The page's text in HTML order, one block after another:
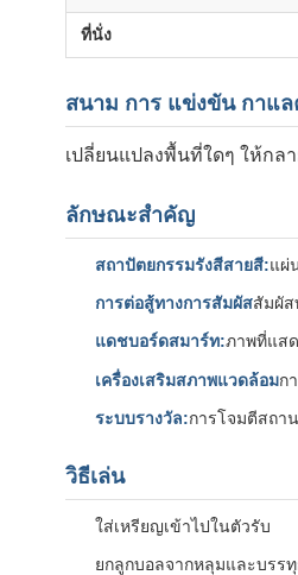
ที่นั่ง
สนาม การ แข่งขัน กาแ
เปลี่ยนแปลงพื้นที่ใดๆ ให้กล
ลักษณะสําคัญ
สถาปัตยกรรมรังสีสายสี:แผ่
การต่อสู้ทางการสัมผัสสัมผัส
แดชบอร์ดสมาร์ท:ภาพที่แส
เครื่องเสริมสภาพแวดล้อมก
ระบบรางวัล:การโจมตีสถา
วิธีเล่น
ใส่เหรียญเข้าไปในตัวรับ
ยกลูกบอลจากหลุมและบรร